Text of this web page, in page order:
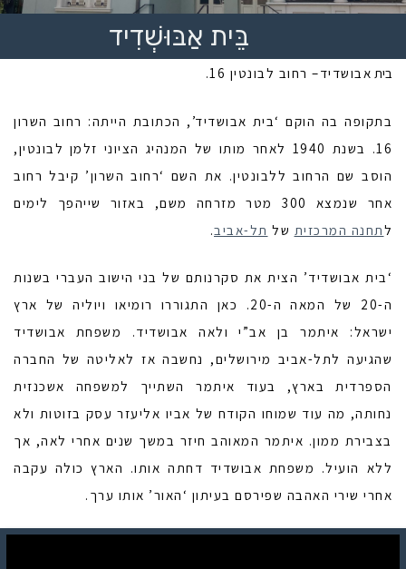
בֵּית אַבּוּשְׁדִיד
בית אבושדיד– רחוב לבונטין 16.
בתקופה בה הוקם ‘בית אבושדיד’, הכתובת הייתה: רחוב השרון
16. בשנת 1940 לאחר מותו של המנהיג הציוני זלמן לבונטין,
הוסב שם הרחוב ללבונטין. את השם ‘רחוב השרון’ קיבל רחוב
אחר שנמצא 300 מטר מזרחה משם, באזור שייהפך לימים
לתחנה המרכזית של תל-אביב.
‘בית אבושדיד’ הצית את סקרנותם של בני הישוב העברי בשנות
ה-20 של המאה ה-20. כאן התגוררו רומיאו ויוליה של ארץ
ישראל: איתמר בן אב”י ולאה אבושדיד. משפחת אבושדיד
שהגיעה לתל-אביב מירושלים, נחשבה אז לאליטה של החברה
הספרדית בארץ, בעוד איתמר השתייך למשפחה אשכנזית
נחותה, מה עוד שמוחו הקודח של אביו אליעזר עסק בזוטות ולא
בצבירת ממון. איתמר המאוהב חיזר במשך שנים אחרי לאה, אך
ללא הועיל. משפחת אבושדיד דחתה אותו. הארץ כולה עקבה
אחרי שירי האהבה שפירסם בעיתון ‘האור’ אותו ערך.